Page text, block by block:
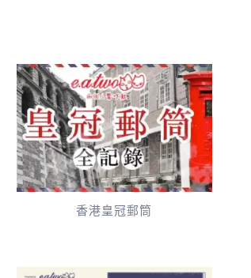
香港皇冠郵筒